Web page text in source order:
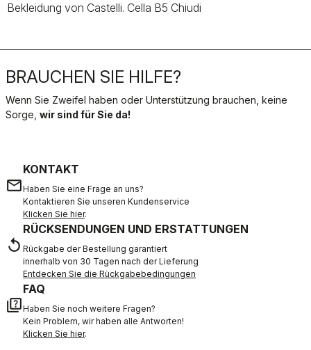
Bekleidung von Castelli. Cella B5 Chiudi
BRAUCHEN SIE HILFE?
Wenn Sie Zweifel haben oder Unterstützung brauchen, keine
Sorge, wir sind für Sie da!
email
KONTAKT
Haben Sie eine Frage an uns?
Kontaktieren Sie unseren Kundenservice
Klicken Sie hier.
replay
RÜCKSENDUNGEN UND ERSTATTUNGEN
Rückgabe der Bestellung garantiert
innerhalb von 30 Tagen nach der Lieferung
Entdecken Sie die Rückgabebedingungen
quiz
FAQ
Haben Sie noch weitere Fragen?
Kein Problem, wir haben alle Antworten!
Klicken Sie hier.